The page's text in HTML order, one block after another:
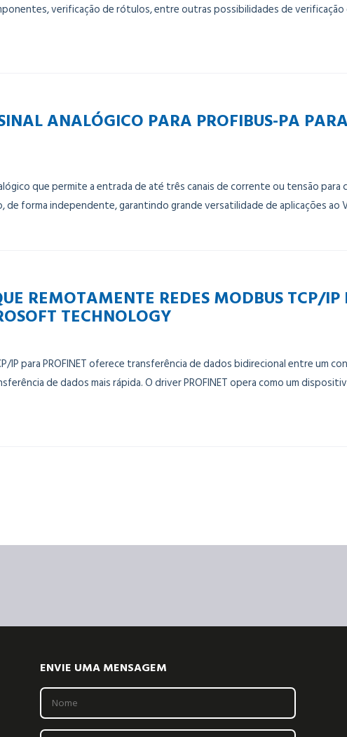
verificação de rótulos, entre outras possibilidades de
ANALÓGICO PARA PROFIBUS-PA
que permite a entrada de até três canais de corrente ou tensão para
forma independente, garantindo grande versatilidade de aplicações ao
REMOTAMENTE REDES MODBUS TCP/
TECHNOLOGY
para PROFINET oferece transferência de dados bidirecional entre um
de dados mais rápida. O driver PROFINET opera como um
ENVIE UMA MENSAGEM